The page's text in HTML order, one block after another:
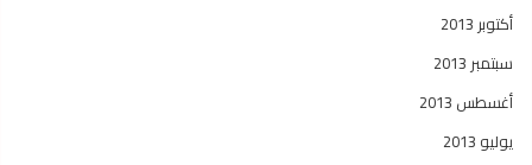
أكتوبر 2013
سبتمبر 2013
أغسطس 2013
يوليو 2013